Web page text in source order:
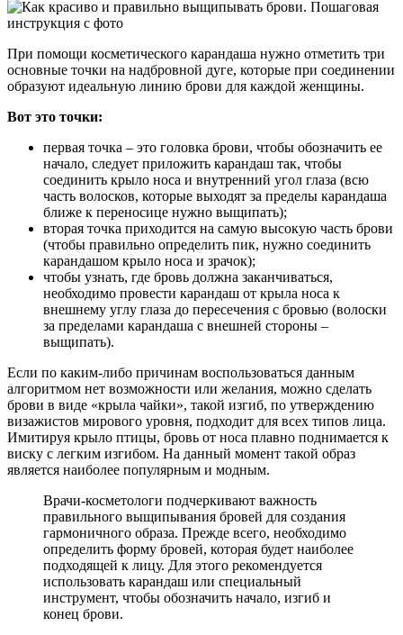
При помощи косметического карандаша нужно отметить три
основные точки на надбровной дуге, которые при соединении
образуют идеальную линию брови для каждой женщины.
Вот это точки:
первая точка – это головка брови, чтобы обозначить ее
начало, следует приложить карандаш так, чтобы
соединить крыло носа и внутренний угол глаза (всю
часть волосков, которые выходят за пределы карандаша
ближе к переносице нужно выщипать);
вторая точка приходится на самую высокую часть брови
(чтобы правильно определить пик, нужно соединить
карандашом крыло носа и зрачок);
чтобы узнать, где бровь должна заканчиваться,
необходимо провести карандаш от крыла носа к
внешнему углу глаза до пересечения с бровью (волоски
за пределами карандаша с внешней стороны –
выщипать).
Если по каким-либо причинам воспользоваться данным
алгоритмом нет возможности или желания, можно сделать
брови в виде «крыла чайки», такой изгиб, по утверждению
визажистов мирового уровня, подходит для всех типов лица.
Имитируя крыло птицы, бровь от носа плавно поднимается к
виску с легким изгибом. На данный момент такой образ
является наиболее популярным и модным.
Врачи-косметологи подчеркивают важность
правильного выщипывания бровей для создания
гармоничного образа. Прежде всего, необходимо
определить форму бровей, которая будет наиболее
подходящей к лицу. Для этого рекомендуется
использовать карандаш или специальный
инструмент, чтобы обозначить начало, изгиб и
конец брови.